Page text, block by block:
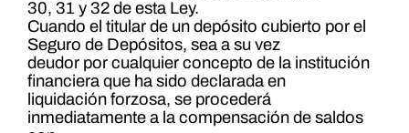
30, 31 y 32 de esta Ley.
Cuando el titular de un depósito cubierto por el
Seguro de Depósitos, sea a su vez
deudor por cualquier concepto de la institución
financiera que ha sido declarada en
liquidación forzosa, se procederá
inmediatamente a la compensación de saldos